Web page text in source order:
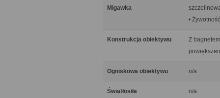
Migawka
•
Konstrukcja obiektywu
Z
Ogniskowa obiektywu n/a
Światłosiła n/a